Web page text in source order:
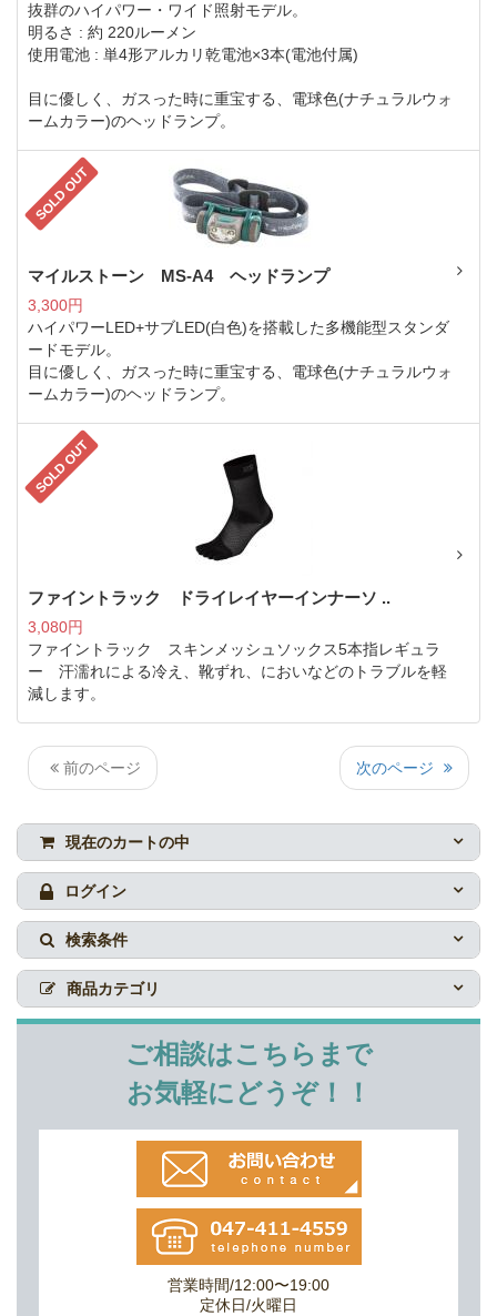
抜群のハイパワー・ワイド照射モデル。
明るさ : 約 220ルーメン
使用電池 : 単4形アルカリ乾電池×3本(電池付属)
目に優しく、ガスった時に重宝する、電球色(ナチュラルウォ
ームカラー)のヘッドランプ。
SOLD OUT
マイルストーン MS-A4 ヘッドランプ
3,300円
ハイパワーLED+サブLED(白色)を搭載した多機能型スタンダ
ードモデル。
目に優しく、ガスった時に重宝する、電球色(ナチュラルウォ
ームカラー)のヘッドランプ。
SOLD OUT
ファイントラック ドライレイヤーインナーソ ..
3,080円
ファイントラック スキンメッシュソックス5本指レギュラ
ー 汗濡れによる冷え、靴ずれ、においなどのトラブルを軽
減します。
前のページ 次のページ
現在のカートの中
ログイン
検索条件
商品カテゴリ
ご相談はこちらまで
お気軽にどうぞ！！
営業時間/12:00〜19:00
定休日/火曜日